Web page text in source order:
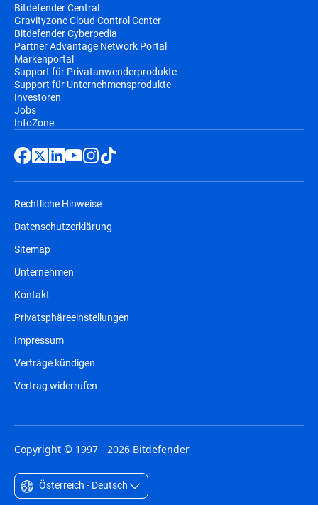
Bitdefender Central
Gravityzone Cloud Control Center
Bitdefender Cyberpedia
Partner Advantage Network Portal
Markenportal
Support für Privatanwenderprodukte
Support für Unternehmensprodukte
Investoren
Jobs
InfoZone
Rechtliche Hinweise
Datenschutzerklärung
Sitemap
Unternehmen
Kontakt
Privatsphäreeinstellungen
Impressum
Verträge kündigen
Vertrag widerrufen
Copyright © 1997 - 2026 Bitdefender
Österreich - Deutsch